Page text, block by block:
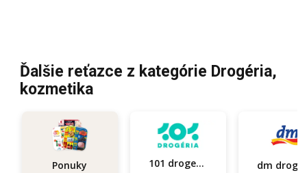
Ďalšie reťazce z kategórie Drogéria,
kozmetika
Ponuky 101 drogerie